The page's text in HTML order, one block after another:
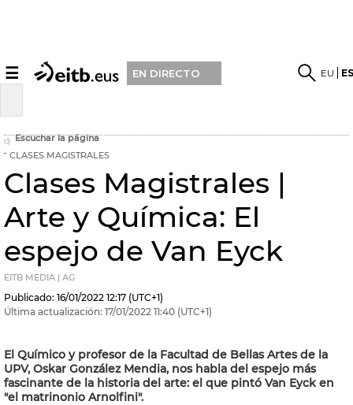
☰ EN DIRECTO EU
Escuchar la página
CLASES MAGISTRALES
Clases Magistrales |
Arte y Química: El
espejo de Van Eyck
EITB MEDIA | AG
Publicado: 16/01/2022 12:17 (UTC+1)
Última actualización: 17/01/2022 11:40 (UTC+1)
El Químico y profesor de la Facultad de Bellas Artes de la
UPV, Oskar González Mendia, nos habla del espejo más
fascinante de la historia del arte: el que pintó Van Eyck en
"el matrinonio Arnolfini".